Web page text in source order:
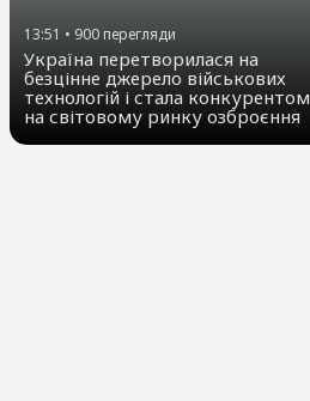
13:51 • 900 перегляди
Україна перетворилася на
безцінне джерело військових
технологій і стала конкурентом
на світовому ринку озброєння